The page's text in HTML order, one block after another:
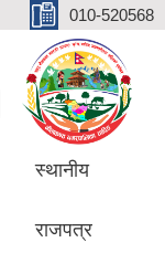
010-520568
स्थानीय
राजपत्र